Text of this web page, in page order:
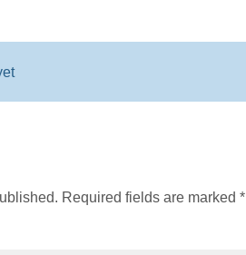
Required fields are marked*